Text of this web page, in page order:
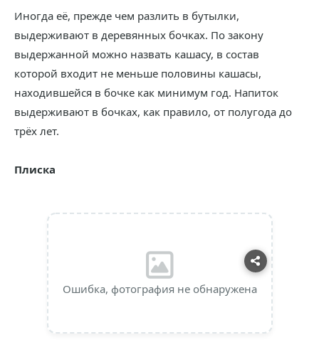
Иногда её, прежде чем разлить в бутылки,
выдерживают в деревянных бочках. По закону
выдержанной можно назвать кашасу, в состав
которой входит не меньше половины кашасы,
находившейся в бочке как минимум год. Напиток
выдерживают в бочках, как правило, от полугода до
трёх лет.
Плиска
Ошибка, фотография не обнаружена